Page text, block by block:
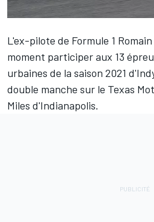
L'ex-pilote de Formule 1
moment participer aux 13 é
urbaines de la saison 2021
double manche sur le Texas
Miles d'Indianapolis.